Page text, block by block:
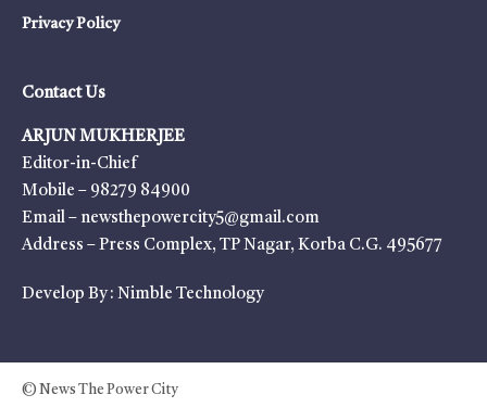
Privacy Policy
Contact Us
ARJUN MUKHERJEE
Editor-in-Chief
Mobile – 98279 84900
Email – newsthepowercity5@gmail.com
Address – Press Complex, TP Nagar, Korba C.G. 495677
Develop By : Nimble Technology
© News The Power City